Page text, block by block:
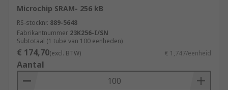
Microchip SRAM- 256 kB
RS-stocknr. 889-5648
Fabrikantnummer 23K256-I/SN
Subtotaal (1 tube van 100 eenheden)
€ 174,70(excl. BTW) € 1,747/eenheid
Aantal